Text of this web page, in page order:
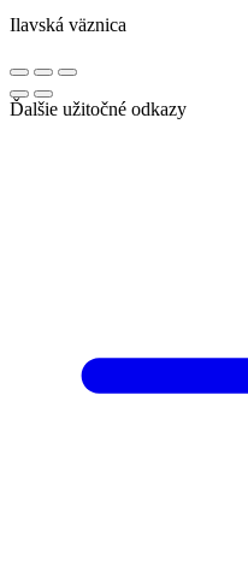
Ilavská väznica
Ďalšie užitočné odkazy